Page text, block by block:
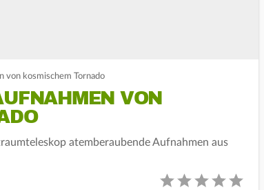
von kosmischem Tornado
VON
atemberaubende Aufnahmen aus